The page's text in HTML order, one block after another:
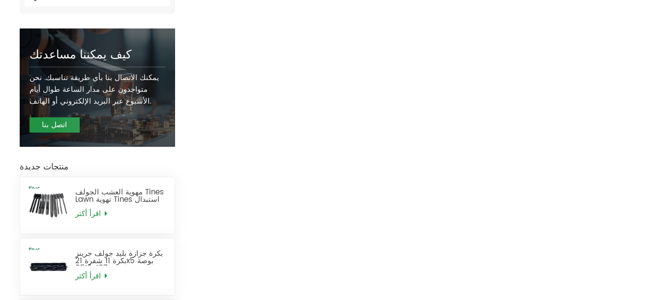
كيف يمكننا مساعدتك
يمكنك الاتصال بنا بأي طريقة تناسبك. نحن
متواجدون على مدار الساعة طوال أيام
الأسبوع عبر البريد الإلكتروني أو الهاتف.
اتصل بنا
منتجات جديدة
مهوية العشب الجولف Tines
Lawn تهوية Tines استبدال
بكرة جزازة بليد جولف جرينز
بكرة 11 شفرة 21x5 بوصة
137-8512